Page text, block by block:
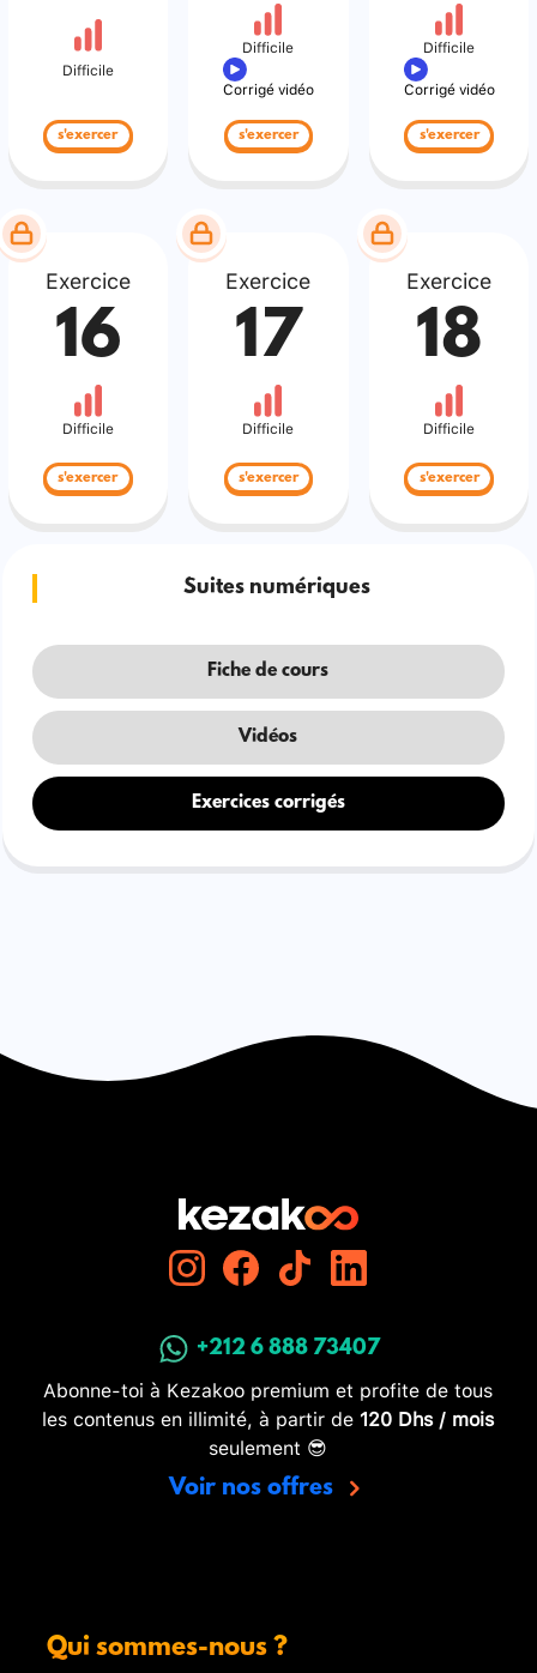
Difficile
s'exercer
Difficile
Corrigé vidéo
s'exercer
Difficile
Corrigé vidéo
s'exercer
Exercice
16
Difficile
s'exercer
Exercice
17
Difficile
s'exercer
Exercice
18
Difficile
s'exercer
Suites numériques
Fiche de cours
Vidéos
Exercices corrigés
+212 6 888 73407
Abonne-toi à Kezakoo premium et profite de tous
les contenus en illimité, à partir de 120 Dhs / mois
seulement 😎
Voir nos offres
Qui sommes-nous ?